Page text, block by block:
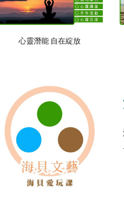
心靈潛能 自在綻放